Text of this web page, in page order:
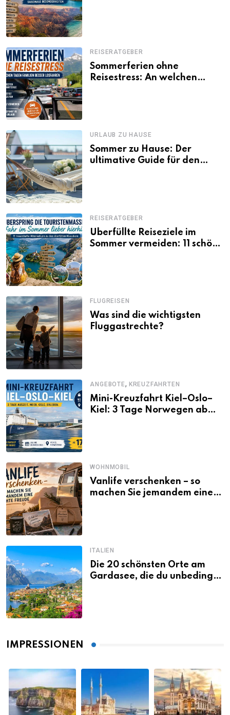
REISERATGEBER
Sommerferien ohne
Reisestress: An welchen
URLAUB ZU HAUSE
Sommer zu Hause: Der
ultimative Guide für den
REISERATGEBER
Überfüllte Reiseziele im
Sommer vermeiden: 11 schöne
FLUGREISEN
Was sind die wichtigsten
Fluggastrechte?
ANGEBOTE, KREUZFAHRTEN
Mini-Kreuzfahrt Kiel–Oslo–
Kiel: 3 Tage Norwegen ab
WOHNMOBIL
Vanlife verschenken – so
machen Sie jemandem eine
ITALIEN
Die 20 schönsten Orte am
Gardasee, die du unbedingt
IMPRESSIONEN